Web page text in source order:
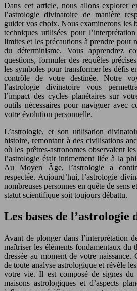
Dans cet article, nous allons explorer
l’astrologie divinatoire de manière
guider vos choix. Nous examinerons les
techniques utilisées pour
limites et les précautions à prendre pour
du déterminisme. Vous apprendrez
questions, formuler des requêtes
les symboles pour transformer les défis
contrôle de votre destinée. Notre
l’astrologie divinatoire vous
l’impact des cycles planétaires sur
outils nécessaires pour naviguer avec
votre évolution personnelle.
L’astrologie, et son utilisation
histoire, remontant à des civilisations
où les prêtres-astronomes observaient
l’astrologie était intimement liée à la
Au Moyen Âge, l’astrologie a
respectée. Aujourd’hui, l’astrologie
nombreuses personnes en quête de sens
statut scientifique soit toujours débattu.
Les bases de
Avant de plonger dans l’interprétation
maîtriser les éléments fondamentaux du
dressée au moment de votre naissance.
de toute analyse astrologique et révèle
votre vie. Il est composé de signes du
maisons astrologiques et d’aspects